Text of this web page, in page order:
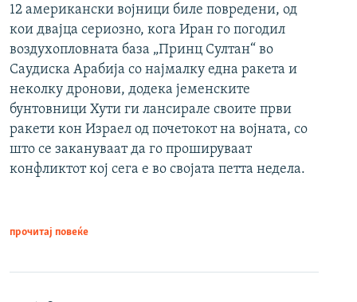
12 американски војници биле повредени, од
кои двајца сериозно, кога Иран го погодил
воздухопловната база „Принц Султан“ во
Саудиска Арабија со најмалку една ракета и
неколку дронови, додека јеменските
бунтовници Хути ги лансирале своите први
ракети кон Израел од почетокот на војната, со
што се закануваат да го прошируваат
конфликтот кој сега е во својата петта недела.
прочитај повеќе